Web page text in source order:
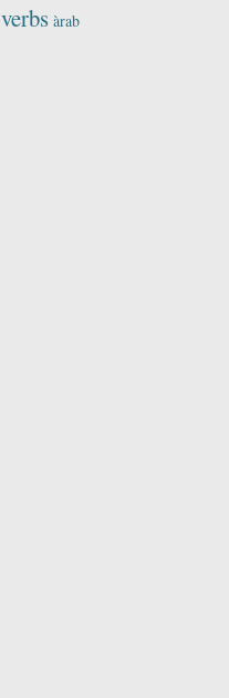
verbs àrab